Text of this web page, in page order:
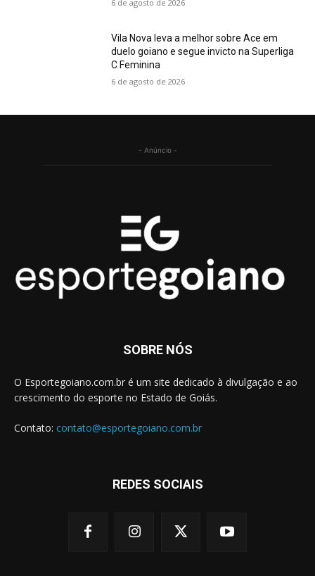
6 de agosto de 2026
Vila Nova leva a melhor sobre Ace em
duelo goiano e segue invicto na Superliga
C Feminina
6 de agosto de 2026
- Anúncio -
SOBRE NÓS
O Esportegoiano.com.br é um site dedicado à divulgação e ao
crescimento do esporte no Estado de Goiás.
Contato: contato@esportegoiano.com.br
REDES SOCIAIS